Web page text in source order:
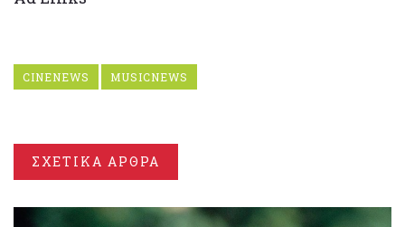
CINENEWS MUSICNEWS
ΣΧΕΤΙΚΑ ΑΡΘΡΑ